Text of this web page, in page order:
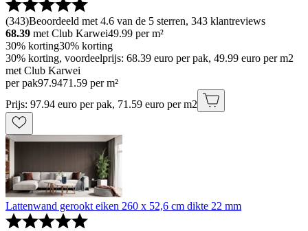
(343)Beoordeeld met 4.6 van de 5 sterren, 343 klantreviews
68.39 met Club Karwei49.99 per m²
30% korting30% korting
30% korting, voordeelprijs: 68.39 euro per pak, 49.99 euro per m2
met Club Karwei
per pak97.9471.59 per m²
Prijs: 97.94 euro per pak, 71.59 euro per m2
Lattenwand gerookt eiken 260 x 52,6 cm dikte 22 mm